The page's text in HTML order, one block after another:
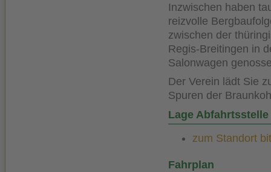
Inzwischen haben
reizvolle
zwischen der
Regis-Breitingen in
Salonwagen
Der Verein lädt Sie
Spuren der
Lage
zum Standort
Fahrplan